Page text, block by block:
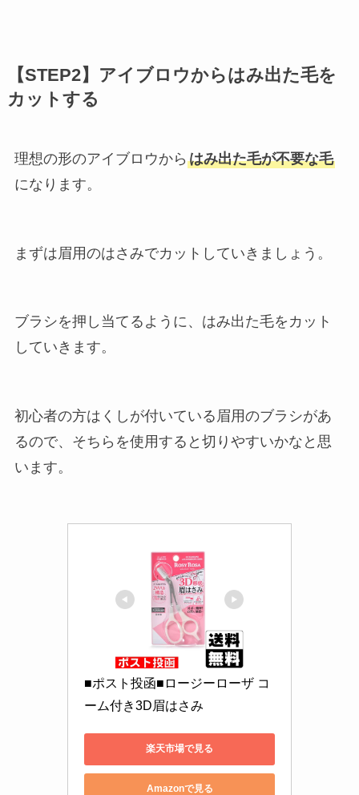
【STEP2】アイブロウからはみ出た毛を
カットする
理想の形のアイブロウから はみ出た毛が不要な毛
になります。
まずは眉用のはさみでカットしていきましょう。
ブラシを押し当てるように、はみ出た毛をカット
していきます。
初心者の方はくしが付いている眉用のブラシがあ
るので、そちらを使用すると切りやすいかなと思
います。
■ポスト投函■ロージーローザ コ
ーム付き3D眉はさみ
楽天市場で見る
Amazonで見る